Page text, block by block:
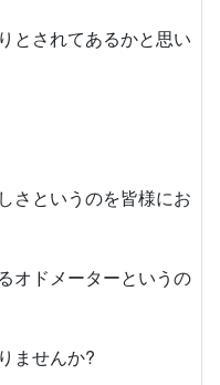
とされてあるかと思い
さというのを皆様にお
オドメーターというの
ませんか?